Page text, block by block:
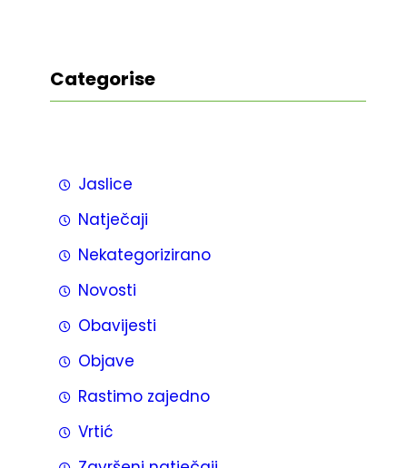
Categorise
Jaslice
Natječaji
Nekategorizirano
Novosti
Obavijesti
Objave
Rastimo zajedno
Vrtić